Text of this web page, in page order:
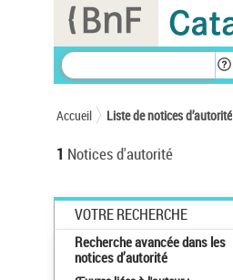
Accueil Liste de notices d’autorité
1 Notices d'autorité
VOTRE RECHERCHE
Recherche avancée dans les
notices d’autorité
Panneau de gestion des cookies